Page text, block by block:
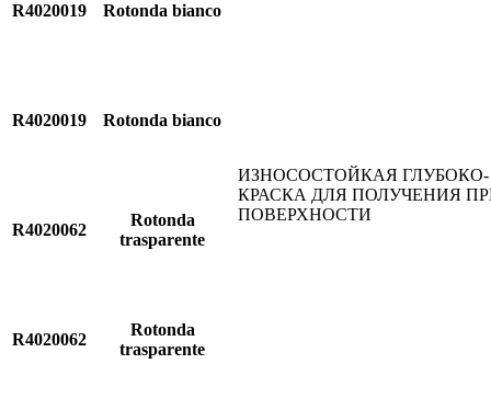
ИЗНОСОСТОЙКАЯ
КРАСКА ДЛЯ ПОЛУЧЕНИЯ
ПОВЕРХНОСТИ
R4020019 Rotonda bianco
R4020019 Rotonda bianco
R4020062
Rotonda
trasparente
R4020062
Rotonda
trasparente